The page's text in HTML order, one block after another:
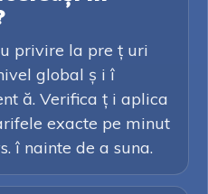
privire la pre ț uri
global ș i î
ă. Verifica ț i aplica
exacte pe minut
î nainte de a suna.